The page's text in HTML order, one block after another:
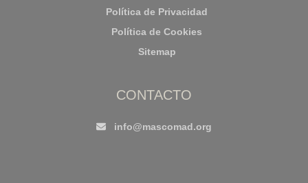
Política de Privacidad
Política de Cookies
Sitemap
CONTACTO
info@mascomad.org